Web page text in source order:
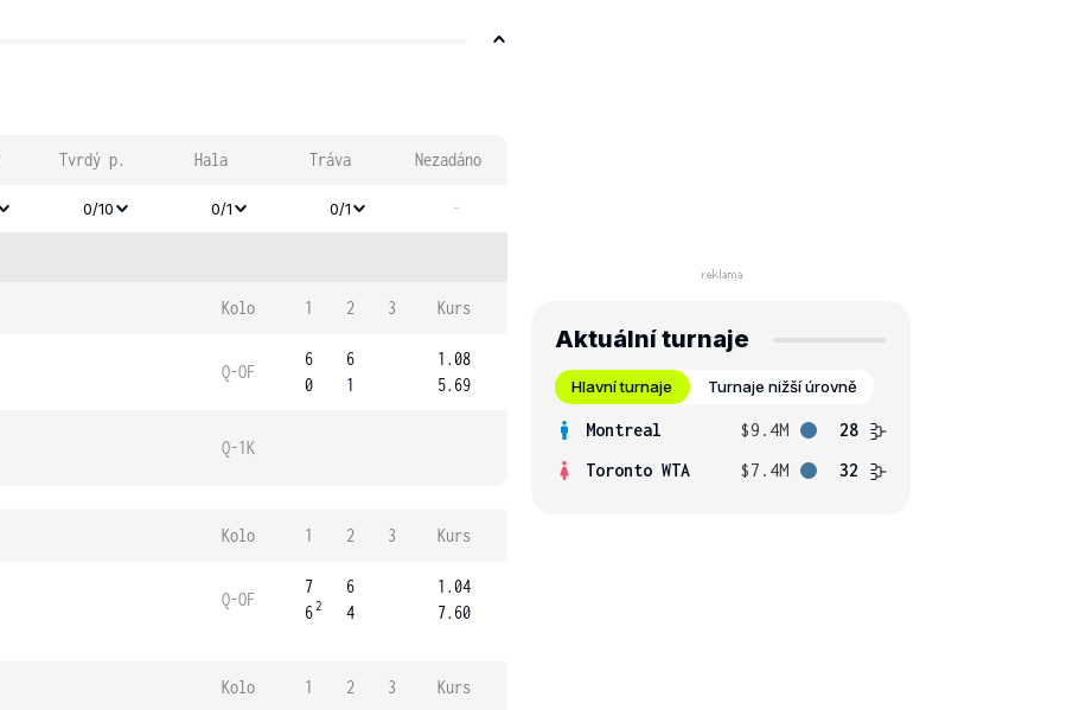
Tvrdý p. Hala Tráva Nezadáno
0/10 0/1 0/1 -
Kolo 1 2 3 Kurs
Q-OF
6
0
6
1
1.08
5.69
Q-1K
Kolo 1 2 3 Kurs
Q-OF
7
62
6
4
1.04
7.60
Kolo 1 2 3 Kurs
Aktuální turnaje
Hlavní turnaje Turnaje nižší úrovně
Montreal $9.4M
28
Toronto WTA
$7.4M 32